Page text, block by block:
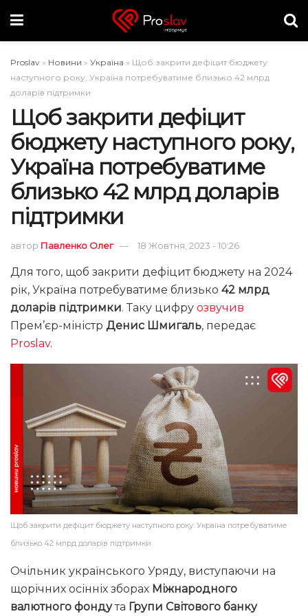
Proslav » Новини » Україна » Щоб закрити дефіцит бюджету
наступного року, Україна потребуватиме близько 42 млрд
доларів підтримки
Щоб закрити дефіцит
бюджету наступного року,
Україна потребуватиме
близько 42 млрд доларів
підтримки
автор Павленко Олег 18 Жовтня, 2023 - 10:26
Для того, щоб закрити дефіцит бюджету на 2024
рік, Україна потребуватиме близько 42 млрд
доларів підтримки. Таку цифру озвучив
Прем’єр-міністр Денис Шмигаль, передає
Proslav.
Щоб закрити дефіцит бюджету наступного року: Україна потребуватиме
близько 42 млрд доларів підтримки
Очільник українського Уряду, виступаючи на
щорічних осінніх зборах Міжнародного
валютного фондута Групи Світового банку